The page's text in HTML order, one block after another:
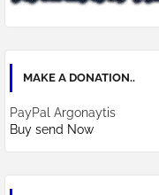
MAKE A DONATION..
PayPal Argonaytis
Buy send Now